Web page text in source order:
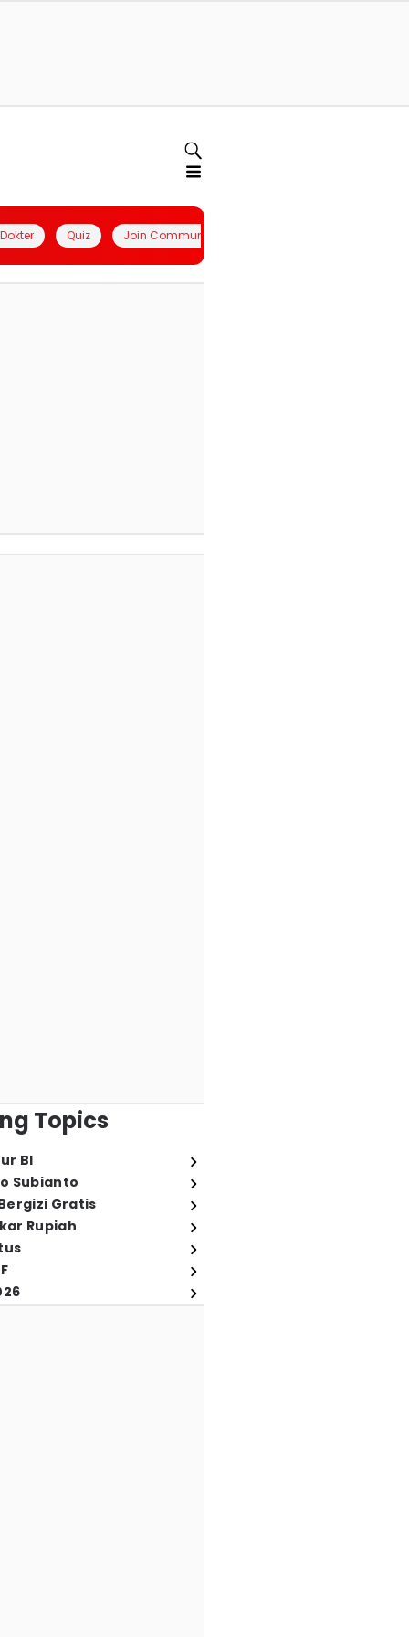
Quiz Join Community
Topics
BI
Subianto
Gratis
Rupiah